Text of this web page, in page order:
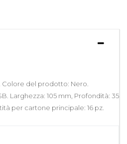
Colore del prodotto: Nero.
Larghezza: 105 mm, Profondità: 35
per cartone principale: 16 pz.